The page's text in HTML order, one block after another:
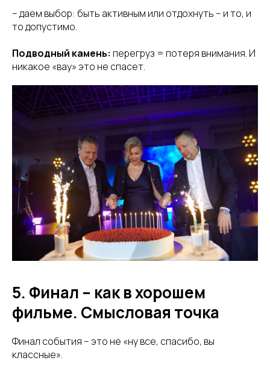
– даем выбор: быть активным или отдохнуть – и то, и
то допустимо.
Подводный камень: перегруз = потеря внимания. И
никакое «вау» это не спасет.
5. Финал – как в хорошем
фильме. Смысловая точка
Финал события – это не «ну все, спасибо, вы
классные».